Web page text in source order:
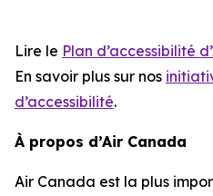
Lire le Plan d’accessibilité
En savoir plus sur nos
d’accessibilité.
À propos d’Air Canada
Air Canada est la plus